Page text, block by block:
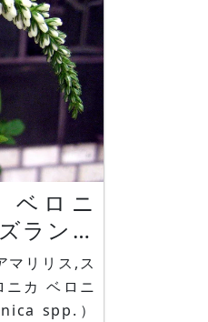
ロニ
ラン、
マリリス,ス
spp.）